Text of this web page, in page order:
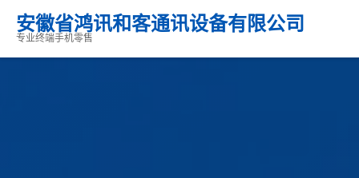
安徽省鸿讯和客通讯设备有限公司
专业终端手机零售